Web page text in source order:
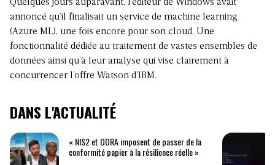
Quelques jours auparavant, l’éditeur de Windows avait
annoncé qu’il finalisait un service de machine learning
(Azure ML), une fois encore pour son cloud. Une
fonctionnalité dédiée au traitement de vastes ensembles de
données ainsi qu’à leur analyse qui vise clairement à
concurrencer l’offre Watson d’IBM.
DANS L'ACTUALITÉ
« NIS2 et DORA imposent de passer de la
conformité papier à la résilience réelle »